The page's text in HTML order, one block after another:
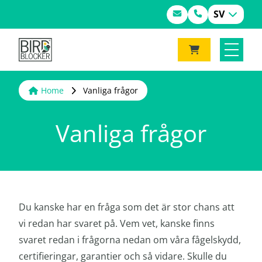
SV
Home Vanliga frågor
Vanliga frågor
Du kanske har en fråga som det är stor chans att
vi redan har svaret på. Vem vet, kanske finns
svaret redan i frågorna nedan om våra fågelskydd,
certifieringar, garantier och så vidare. Skulle du